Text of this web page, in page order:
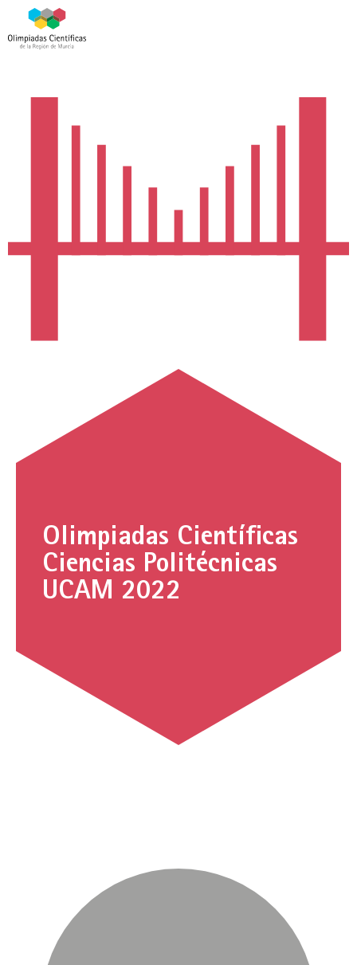
Olimpiadas Científicas
Ciencias Politécnicas
UCAM 2022